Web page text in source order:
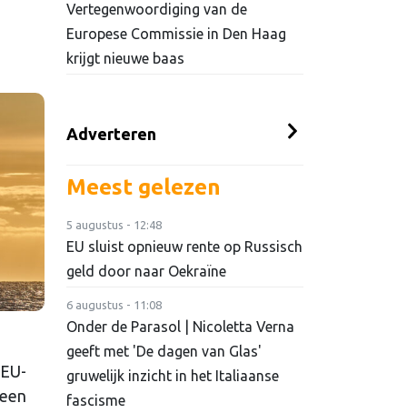
Vertegenwoordiging van de
Europese Commissie in Den Haag
krijgt nieuwe baas
Adverteren
Meest gelezen
5 augustus - 12:48
EU sluist opnieuw rente op Russisch
geld door naar Oekraïne
6 augustus - 11:08
Onder de Parasol | Nicoletta Verna
geeft met 'De dagen van Glas'
gruwelijk inzicht in het Italiaanse
fascisme